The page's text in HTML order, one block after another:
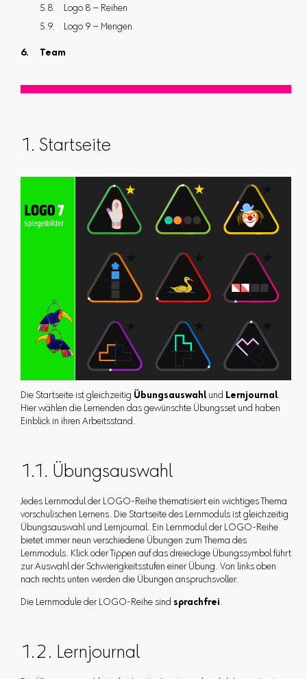
Logo 8 – Reihen
Logo 9 – Mengen
Team
1. Startseite
Die Startseite ist gleichzeitig Übungsauswahlund Lernjournal.
Hier wählen die Lernenden das gewünschte Übungsset und haben
Einblick in ihren Arbeitsstand.
1.1. Übungsauswahl
Jedes Lernmodul der LOGO-Reihe thematisiert ein wichtiges Thema
vorschulischen Lernens. Die Startseite des Lernmoduls ist gleichzeitig
Übungsauswahl und Lernjournal. Ein Lernmodul der LOGO-Reihe
bietet immer neun verschiedene Übungen zum Thema des
Lernmoduls. Klick oder Tippen auf das dreieckige Übungssymbol führt
zur Auswahl der Schwierigkeitsstufen einer Übung. Von links oben
nach rechts unten werden die Übungen anspruchsvoller.
Die Lernmodule der LOGO-Reihe sind sprachfrei.
1.2. Lernjournal